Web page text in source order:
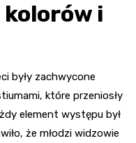
kolorów i
były zachwycone
które przeniosły
element występu był
że młodzi widzowie